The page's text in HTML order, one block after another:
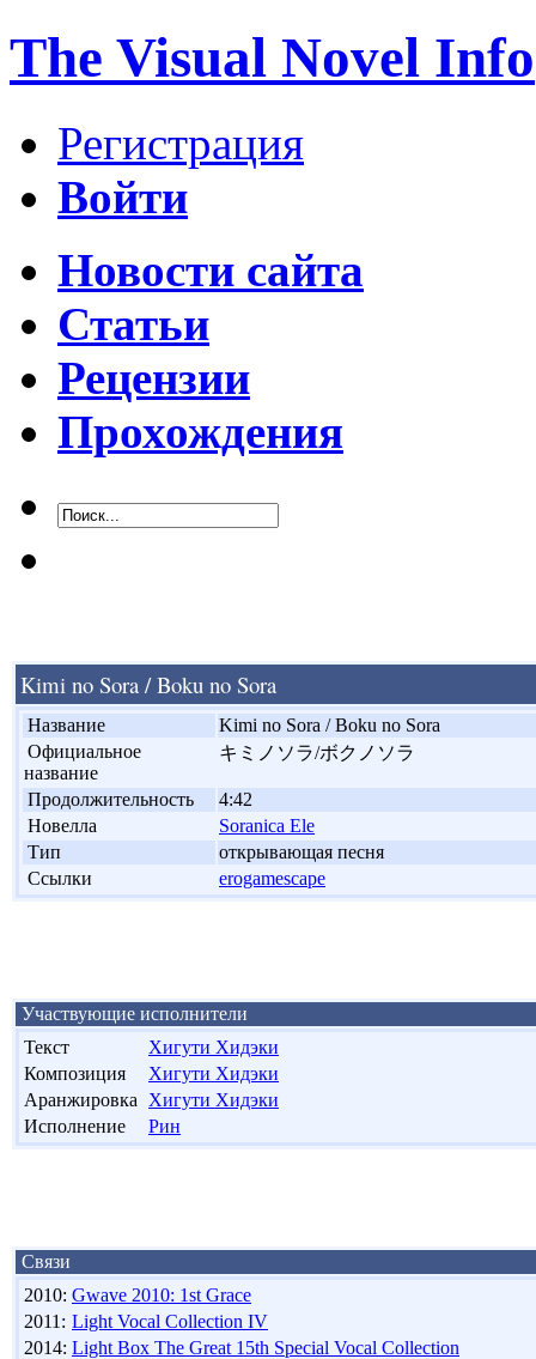
The Visual Novel Info
Регистрация
Войти
Новости сайта
Статьи
Рецензии
Прохождения
Kimi no Sora / Boku no Sora
Название
Kimi no Sora / Boku no Sora
Официальное
название
キミノソラ/ボクノソラ
Продолжительность
4:42
Новелла
Soranica Ele
Тип
открывающая песня
Ссылки erogamescape
Участвующие исполнители
Текст
Хигути Хидэки
Композиция
Хигути Хидэки
Аранжировка
Хигути Хидэки
Исполнение
Рин
Связи
2010: Gwave 2010: 1st Grace
2011: Light Vocal Collection IV
2014: Light Box The Great 15th Special Vocal Collection